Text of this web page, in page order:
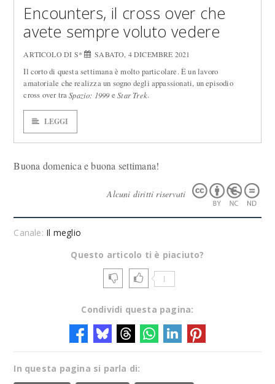
Encounters, il cross over che
avete sempre voluto vedere
ARTICOLO DI S* SABATO, 4 DICEMBRE 2021
Il corto di questa settimana è molto particolare. È un lavoro
amatoriale che realizza un sogno degli appassionati, un episodio
cross over traSpazio: 1999eStar Trek.
LEGGI
Buona domenica e buona settimana!
Alcuni diritti riservati
Canale: Il meglio
Questo articolo ti è piaciuto?
1
Condividi questa pagina:
In questa pagina si parla di: